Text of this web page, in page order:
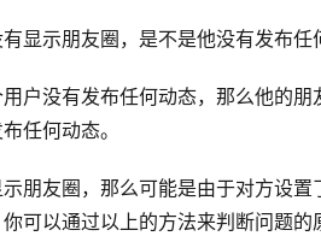
显示朋友圈，是不是他没有发布任
户没有发布任何动态，那么他的
任何动态。
朋友圈，那么可能是由于对方设
可以通过以上的方法来判断问题的